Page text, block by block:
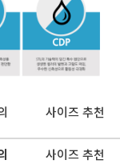
사이즈 추천
사이즈 추천